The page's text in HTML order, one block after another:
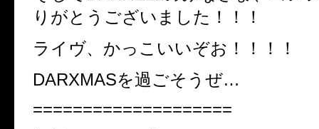
りがとうございました！！！
ライヴ、かっこいいぞお！！！！
DARXMASを過ごそうぜ…
====================